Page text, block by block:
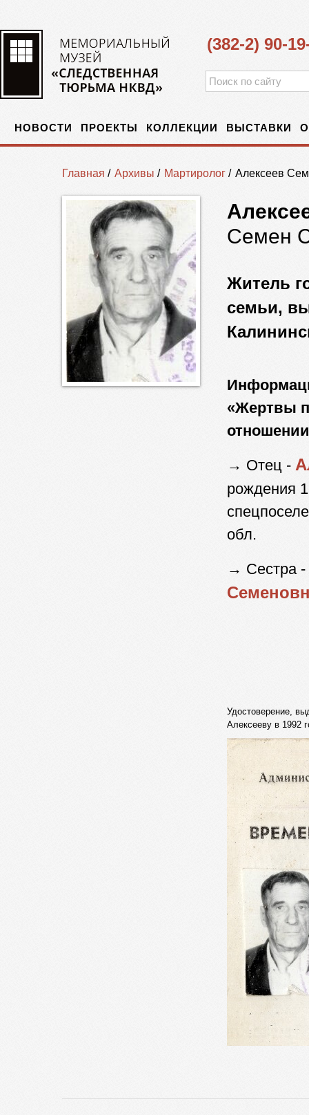
(382-2) 90-
НОВОСТИ ПРОЕКТЫ КОЛЛЕКЦИИ ВЫСТАВКИ
Главная / Архивы / Мартиролог / Алексеев
Семен
Житель
семьи,
«Жертвы
→ Отец -
рождения
обл.
→ Сестра -
Удостоверение,
Алексееву в 1992